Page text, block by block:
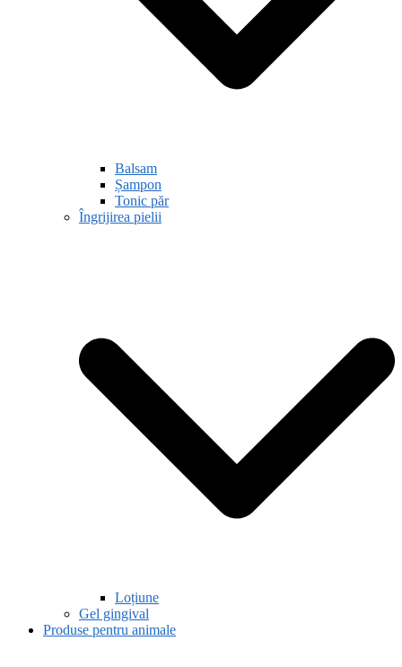
Balsam
Șampon
Tonic păr
Îngrijirea pielii
Loțiune
Gel gingival
Produse pentru animale